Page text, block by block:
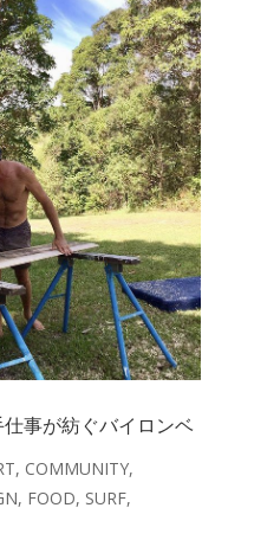
仕事が紡ぐバイロンベ
, COMMUNITY,
, FOOD, SURF,